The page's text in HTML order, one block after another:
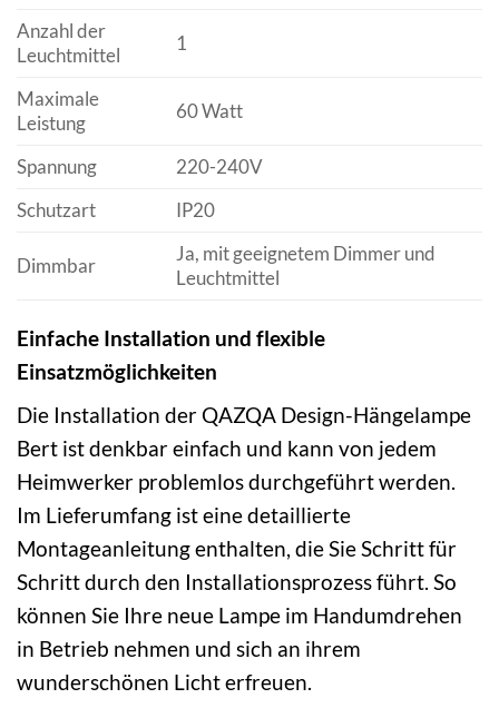
Anzahl der
Leuchtmittel
1
Maximale
Leistung
60 Watt
Spannung
220-240V
Schutzart
IP20
Dimmbar
Ja, mit geeignetem Dimmer und
Leuchtmittel
Einfache Installation und flexible
Einsatzmöglichkeiten
Die Installation der QAZQA Design-Hängelampe
Bert ist denkbar einfach und kann von jedem
Heimwerker problemlos durchgeführt werden.
Im Lieferumfang ist eine detaillierte
Montageanleitung enthalten, die Sie Schritt für
Schritt durch den Installationsprozess führt. So
können Sie Ihre neue Lampe im Handumdrehen
in Betrieb nehmen und sich an ihrem
wunderschönen Licht erfreuen.